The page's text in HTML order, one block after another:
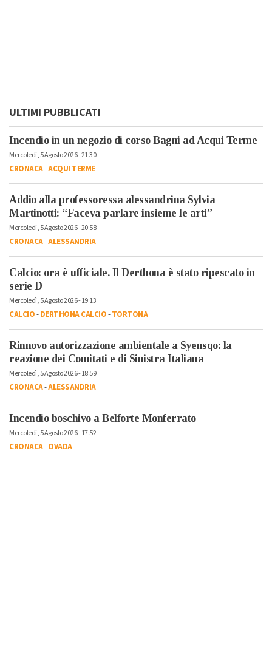
ULTIMI PUBBLICATI
Incendio in un negozio di corso Bagni ad Acqui Terme
Mercoledì, 5 Agosto 2026 - 21:30
CRONACA-ACQUI TERME
Addio alla professoressa alessandrina Sylvia
Martinotti: “Faceva parlare insieme le arti”
Mercoledì, 5 Agosto 2026 - 20:58
CRONACA-ALESSANDRIA
Calcio: ora è ufficiale. Il Derthona è stato ripescato in
serie D
Mercoledì, 5 Agosto 2026 - 19:13
CALCIO-DERTHONA CALCIO-TORTONA
Rinnovo autorizzazione ambientale a Syensqo: la
reazione dei Comitati e di Sinistra Italiana
Mercoledì, 5 Agosto 2026 - 18:59
CRONACA-ALESSANDRIA
Incendio boschivo a Belforte Monferrato
Mercoledì, 5 Agosto 2026 - 17:52
CRONACA-OVADA